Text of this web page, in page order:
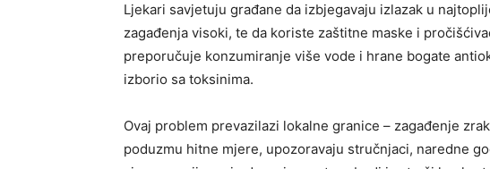
Ljekari savjetuju građane da izbjegavaju izlazak u
zagađenja visoki, te da koriste zaštitne maske i
preporučuje konzumiranje više vode i hrane bogate
izborio sa toksinima.
Ovaj problem prevazilazi lokalne granice – zagađenje
poduzmu hitne mjere, upozoravaju stručnjaci, naredne